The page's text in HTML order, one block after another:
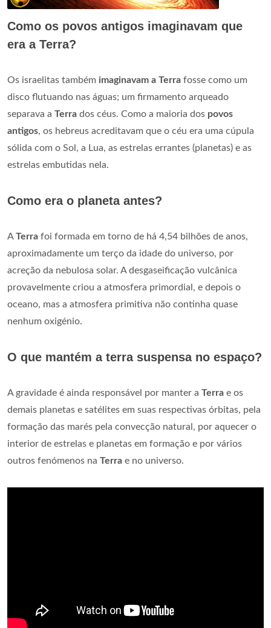
Como os povos antigos imaginavam que
era a Terra?
Os israelitas também imaginavam a Terra fosse como um
disco flutuando nas águas; um firmamento arqueado
separava a Terra dos céus. Como a maioria dos povos
antigos, os hebreus acreditavam que o céu era uma cúpula
sólida com o Sol, a Lua, as estrelas errantes (planetas) e as
estrelas embutidas nela.
Como era o planeta antes?
ATerra foi formada em torno de há 4,54 bilhões de anos,
aproximadamente um terço da idade do universo, por
acreção da nebulosa solar. A desgaseificação vulcânica
provavelmente criou a atmosfera primordial, e depois o
oceano, mas a atmosfera primitiva não continha quase
nenhum oxigénio.
O que mantém a terra suspensa no espaço?
A gravidade é ainda responsável por manter a Terra e os
demais planetas e satélites em suas respectivas órbitas, pela
formação das marés pela convecção natural, por aquecer o
interior de estrelas e planetas em formação e por vários
outros fenómenos na Terra e no universo.